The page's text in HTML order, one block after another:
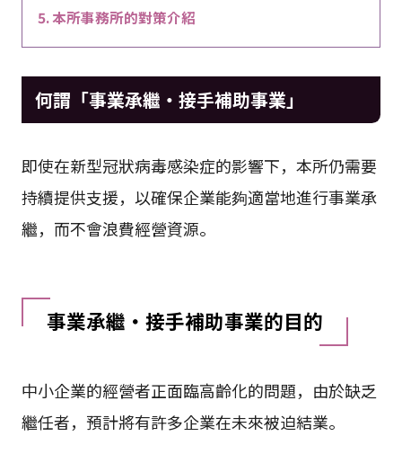
本所事務所的對策介紹
何謂「事業承繼・接手補助事業」
即使在新型冠狀病毒感染症的影響下，本所仍需要
持續提供支援，以確保企業能夠適當地進行事業承
繼，而不會浪費經營資源。
事業承繼・接手補助事業的目的
中小企業的經營者正面臨高齡化的問題，由於缺乏
繼任者，預計將有許多企業在未來被迫結業。